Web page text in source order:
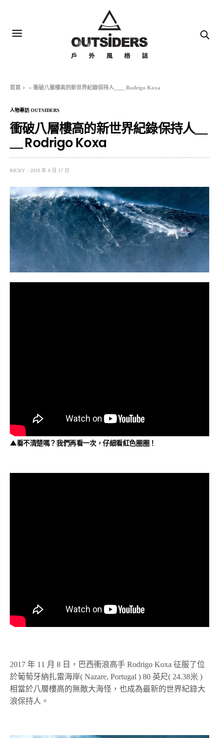
首頁 »衝破八層樓高的新世界紀錄保持人＿＿ Rodrigo Koxa
人物專訪 OUTSIDERS
衝破八層樓高的新世界紀錄保持人＿
＿ Rodrigo Koxa
RICKY 2018 年 8 月 17 日
▲看不清楚嗎？我們再看一次，仔細看紅色圈圈！
2017 年 11 月 8 日，巴西衝浪高手 Rodrigo Koxa 征服了位
於葡萄牙納扎雷海岸( Nazare, Portugal ) 80 英尺( 24.38米 )
相當於八層樓高的無敵大海怪，也成為最新的世界紀錄大
浪保持人。